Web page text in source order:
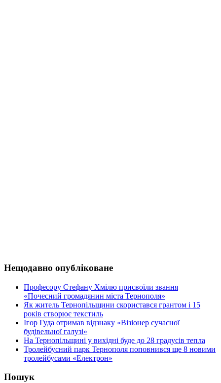
Нещодавно опубліковане
Професору Стефану Хмілю присвоїли звання
«Почесний громадянин міста Тернополя»
Як житель Тернопільщини скористався грантом і 15
років створює текстиль
Ігор Гуда отримав відзнаку «Візіонер сучасної
будівельної галузі»
На Тернопільщині у вихідні буде до 28 градусів тепла
Тролейбусний парк Тернополя поповнився ще 8 новими
тролейбусами «Електрон»
Пошук